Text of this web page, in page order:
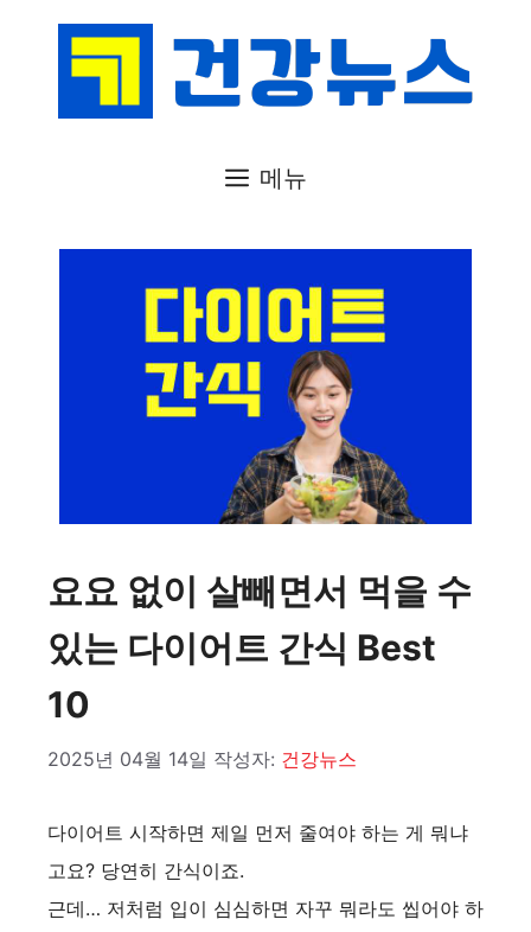
메뉴
요요 없이 살빼면서 먹을 수
있는 다이어트 간식 Best
10
2025년 04월 14일 작성자: 건강뉴스
다이어트 시작하면 제일 먼저 줄여야 하는 게 뭐냐
고요? 당연히 간식이죠.
근데… 저처럼 입이 심심하면 자꾸 뭐라도 씹어야 하